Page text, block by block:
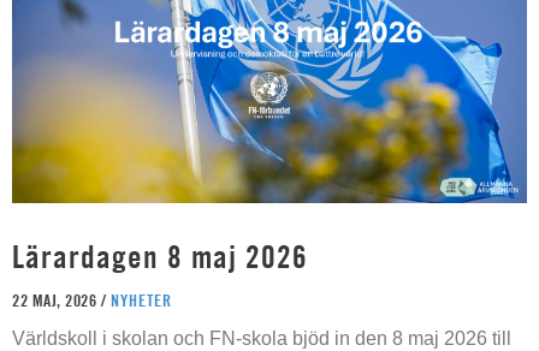
Lärardagen 8 maj 2026
22 MAJ, 2026 / NYHETER
Världskoll i skolan och FN-skola bjöd in den 8 maj 2026 till